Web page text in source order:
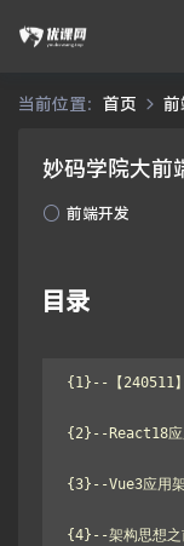
当前位置： 首页 前
妙码学院大前
前端开发
目录
{1}--【240511
{2}--React18应
{3}--Vue3应用
{4}--架构思想之